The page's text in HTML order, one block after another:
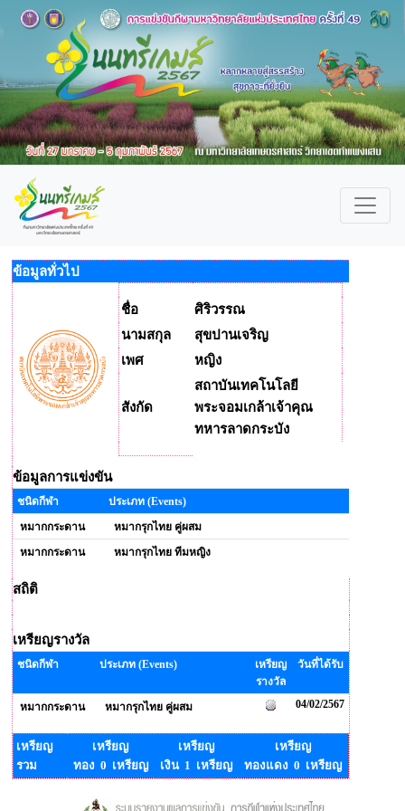
ข้อมูลทั่วไป
ชื่อ
ศิริวรรณ
นามสกุล
สุขปานเจริญ
เพศ
หญิง
สังกัด
สถาบันเทคโนโลยี
พระจอมเกล้าเจ้าคุณ
ทหารลาดกระบัง
ข้อมูลการแข่งขัน
ชนิดกีฬา
ประเภท (Events)
หมากกระดาน
หมากรุกไทย คู่ผสม
หมากกระดาน
หมากรุกไทย ทีมหญิง
สถิติ
เหรียญรางวัล
ชนิดกีฬา ประเภท (Events)
เหรียญ
รางวัล
วันที่ได้รับ
หมากกระดาน หมากรุกไทย คู่ผสม 04/02/2567
เหรียญ
รวม
เหรียญ
ทอง 0 เหรียญ
เหรียญ
เงิน 1 เหรียญ
เหรียญ
ทองแดง 0 เหรียญ